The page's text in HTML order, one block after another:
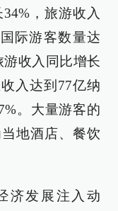
，旅游收入
际游客数量达
游收入同比增长
入达到77亿纳
。大量游客的
地酒店、餐饮
济发展注入动